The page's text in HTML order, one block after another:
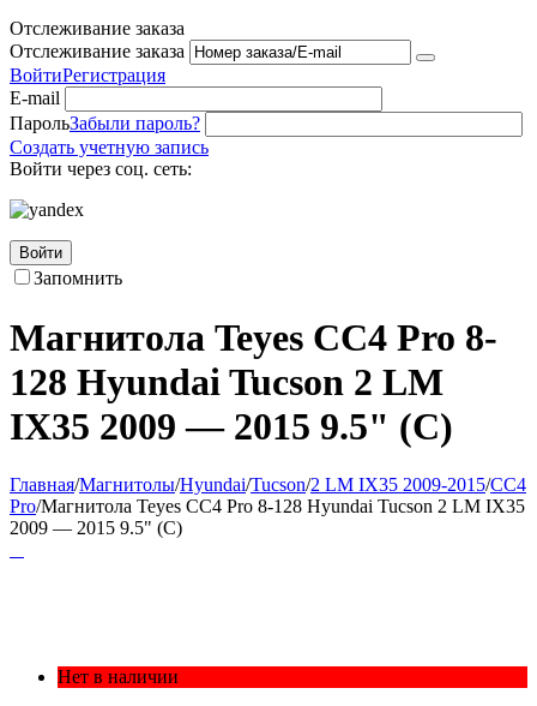
Отслеживание заказа
Отслеживание заказа
ВойтиРегистрация
E-mail
ПарольЗабыли пароль?
Создать учетную запись
Войти через соц. сеть:
Войти
Запомнить
Магнитола Teyes CC4 Pro 8-
128 Hyundai Tucson 2 LM
IX35 2009 — 2015 9.5" (C)
Главная/Магнитолы/Hyundai/Tucson/2 LM IX35 2009-2015/CC4
Pro/Магнитола Teyes CC4 Pro 8-128 Hyundai Tucson 2 LM IX35
2009 — 2015 9.5" (C)
Нет в наличии